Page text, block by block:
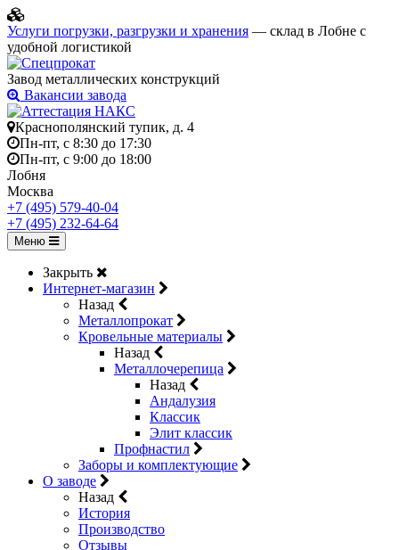
Услуги погрузки, разгрузки и хранения — склад в Лобне с
удобной логистикой
Завод металлических конструкций
Вакансии завода
Краснополянский тупик, д. 4
Пн-пт, с 8:30 до 17:30
Пн-пт, с 9:00 до 18:00
Лобня
Москва
+7 (495) 579-40-04
+7 (495) 232-64-64
Меню
Закрыть
Интернет-магазин
Назад
Металлопрокат
Кровельные материалы
Назад
Металлочерепица
Назад
Андалузия
Классик
Элит классик
Профнастил
Заборы и комплектующие
О заводе
Назад
История
Производство
Отзывы